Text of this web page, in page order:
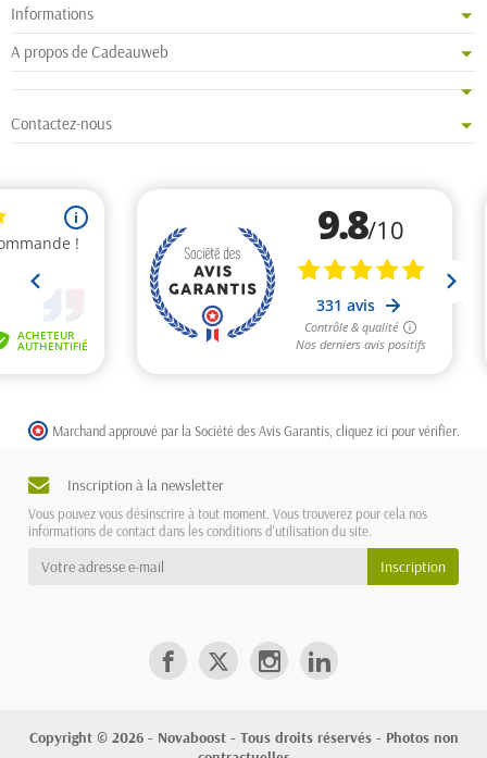
Informations
A propos de Cadeauweb
Contactez-nous
Marchand approuvé par la Société des Avis Garantis, cliquez ici pour vérifier
Inscription à la newsletter
Vous pouvez vous désinscrire à tout moment. Vous trouverez pour cela nos
informations de contact dans les conditions d'utilisation du site.
Copyright © 2026 - Novaboost - Tous droits réservés - Photos non